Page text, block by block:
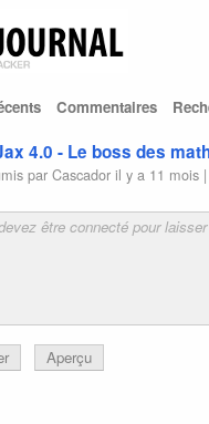
Commentaires
4.0 - Le boss des
parCascador il y a 11 mois
Aperçu